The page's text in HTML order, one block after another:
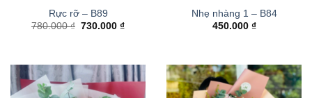
Rực rỡ – B89
780.000₫ Giá
730.000₫Giá
Nhẹ nhàng 1 – B84
450.000 ₫